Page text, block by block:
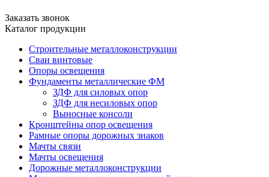
Заказать звонок
Каталог продукции
Строительные металлоконструкции
Сваи винтовые
Опоры освещения
Фундаменты металлические ФМ
ЗДФ для силовых опор
ЗДФ для несиловых опор
Выносные консоли
Кронштейны опор освещения
Рамные опоры дорожных знаков
Мачты связи
Мачты освещения
Дорожные металлоконструкции